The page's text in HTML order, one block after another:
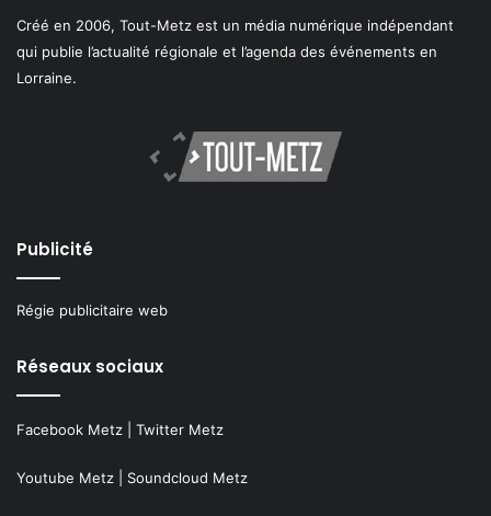
Créé en 2006, Tout-Metz est un média numérique indépendant
qui publie l’actualité régionale et l’agenda des événements en
Lorraine.
Publicité
Régie publicitaire web
Réseaux sociaux
Facebook Metz Twitter Metz
Youtube Metz Soundcloud Metz